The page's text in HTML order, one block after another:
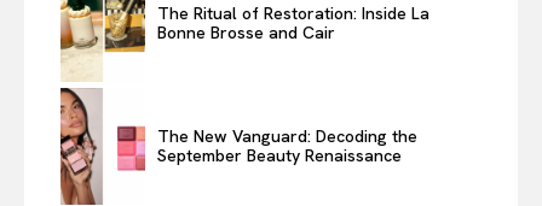
The Ritual of Restoration: Inside La
Bonne Brosse and Cair
The New Vanguard: Decoding the
September Beauty Renaissance